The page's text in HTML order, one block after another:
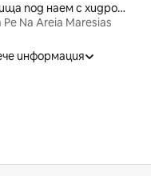
Жилища под наем с хидромасажна вана
Pe Na Areia Maresias
информация